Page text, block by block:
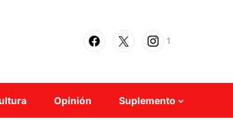
1
Opinión Suplemento